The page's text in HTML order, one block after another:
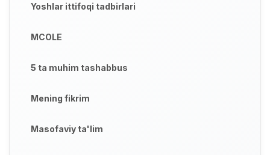
Yoshlar ittifoqi tadbirlari
MCOLE
5 ta muhim tashabbus
Mening fikrim
Masofaviy ta'lim